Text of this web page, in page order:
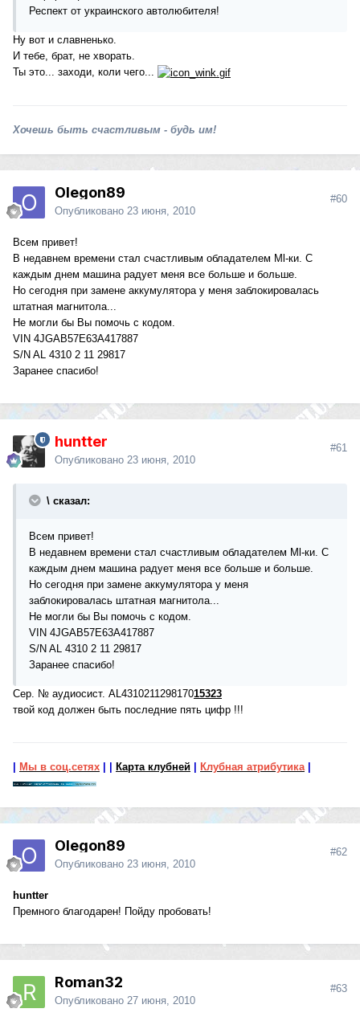
Респект от украинского автолюбителя!
Ну вот и славненько.
И тебе, брат, не хворать.
Ты это... заходи, коли чего...
Хочешь быть счастливым - будь им!
Olegon89
Опубликовано 23 июня, 2010
#60
Всем привет!
В недавнем времени стал счастливым обладателем Ml-ки. С
каждым днем машина радует меня все больше и больше.
Но сегодня при замене аккумулятора у меня заблокировалась
штатная магнитола...
Не могли бы Вы помочь с кодом.
VIN 4JGAB57E63A417887
S/N AL 4310 2 11 29817
Заранее спасибо!
huntter
Опубликовано 23 июня, 2010
#61
\ сказал:
Всем привет!
В недавнем времени стал счастливым обладателем Ml-ки. С
каждым днем машина радует меня все больше и больше.
Но сегодня при замене аккумулятора у меня
заблокировалась штатная магнитола...
Не могли бы Вы помочь с кодом.
VIN 4JGAB57E63A417887
S/N AL 4310 2 11 29817
Заранее спасибо!
Сер. № аудиосист. AL431021129817015323
твой код должен быть последние пять цифр !!!
Мы в соц.сетях Карта клубней Клубная атрибутика|
Olegon89
Опубликовано 23 июня, 2010
#62
huntter
Премного благодарен! Пойду пробовать!
Roman32
Опубликовано 27 июня, 2010
#63